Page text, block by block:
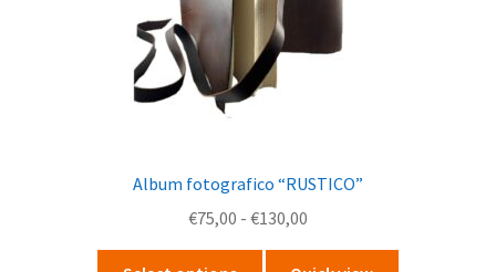
Album fotografico “RUSTICO”
€75,00 - €130,00